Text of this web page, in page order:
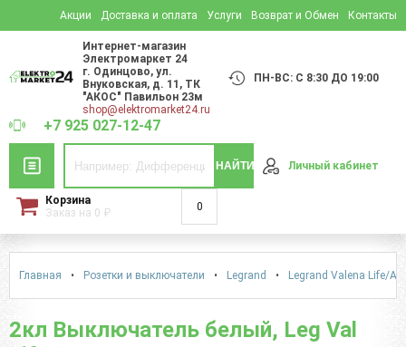
Акции Доставка и оплата Услуги Возврат и Обмен Контакты
Интернет-магазин
Электромаркет 24
г. Одинцово,ул.
Внуковская, д. 11 , ТК
"АКОС" Павильон 23м
shop@elektromarket24.ru
ПН-ВС: С 8:30 ДО 19:00
+7 925 027-12-47
НАЙТИ Личный кабинет
Корзина
Заказ на 0 ₽ 0
Главная • Розетки и выключатели • Legrand • Legrand Valena Life/
2кл Выключатель белый, Leg Val